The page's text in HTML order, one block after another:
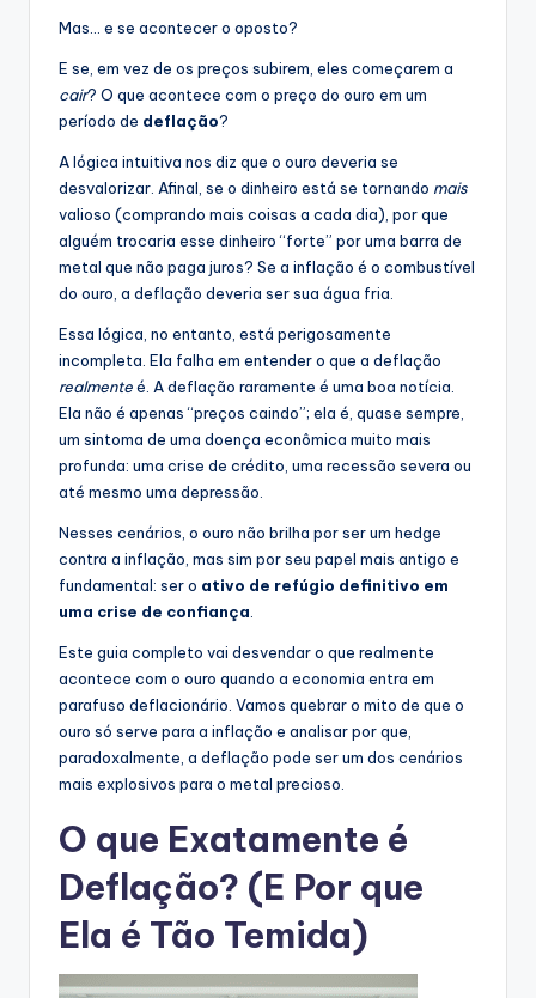
Mas… e se acontecer o oposto?
E se, em vez de os preços subirem, eles começarem a
cair? O que acontece com o preço do ouro em um
período de deflação?
A lógica intuitiva nos diz que o ouro deveria se
desvalorizar. Afinal, se o dinheiro está se tornando mais
valioso (comprando mais coisas a cada dia), por que
alguém trocaria esse dinheiro “forte” por uma barra de
metal que não paga juros? Se a inflação é o combustível
do ouro, a deflação deveria ser sua água fria.
Essa lógica, no entanto, está perigosamente
incompleta. Ela falha em entender o que a deflação
realmenteé. A deflação raramente é uma boa notícia.
Ela não é apenas “preços caindo”; ela é, quase sempre,
um sintoma de uma doença econômica muito mais
profunda: uma crise de crédito, uma recessão severa ou
até mesmo uma depressão.
Nesses cenários, o ouro não brilha por ser um hedge
contra a inflação, mas sim por seu papel mais antigo e
fundamental: ser o ativo de refúgio definitivo em
uma crise de confiança
Este guia completo vai desvendar o que realmente
acontece com o ouro quando a economia entra em
parafuso deflacionário. Vamos quebrar o mito de que o
ouro só serve para a inflação e analisar por que,
paradoxalmente, a deflação pode ser um dos cenários
mais explosivos para o metal precioso.
O que Exatamente é
Deflação? (E Por que
Ela é Tão Temida)